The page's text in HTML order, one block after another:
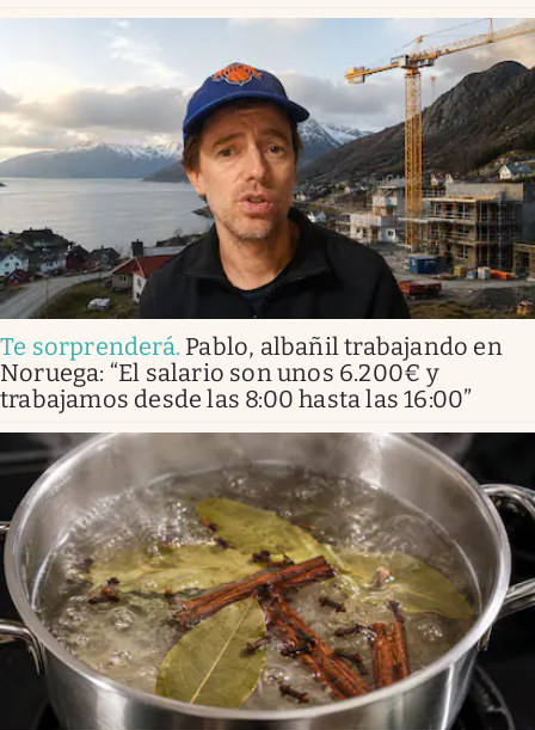
Te sorprenderá. Pablo, albañil trabajando en
Noruega: “El salario son unos 6.200€ y
trabajamos desde las 8:00 hasta las 16:00”